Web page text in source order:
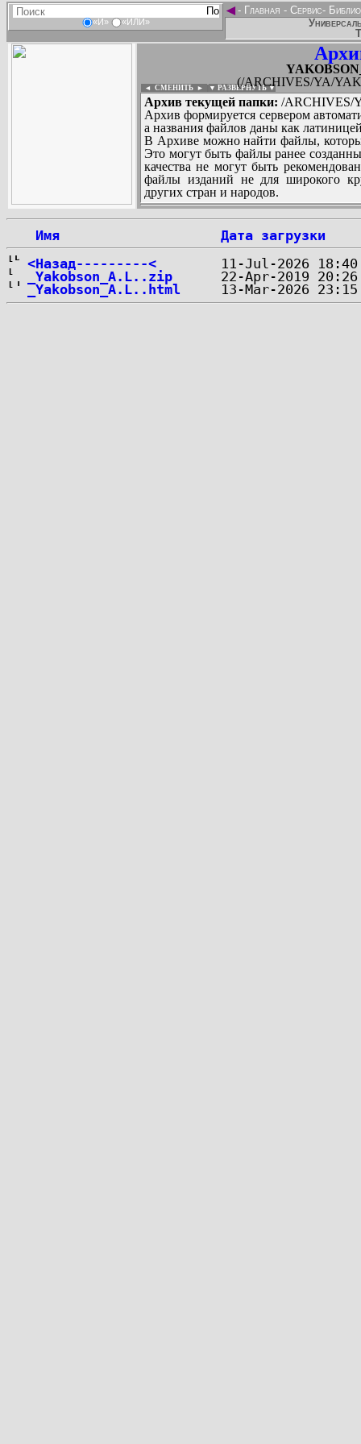
«И» «ИЛИ»
◄- Главная - Сервис-
(/ARCHIVES/YA/
◄ СМЕНИТЬ ► ▼ РАЗВЕРНУТЬ ▼
Архив текущей папки: /ARCHIVES/
Архив формируется сервером
а названия файлов даны как
В Архиве можно найти файлы,
Это могут быть файлы ранее
качества не могут быть
файлы изданий не для широкого
других стран и народов.
Имя
Дата загрузки
<Назад---------<
_Yakobson_A.L..zip
_Yakobson_A.L..html